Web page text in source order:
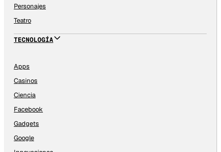
Personajes
Teatro
TECNOLOGÍA
Apps
Casinos
Ciencia
Facebook
Gadgets
Google